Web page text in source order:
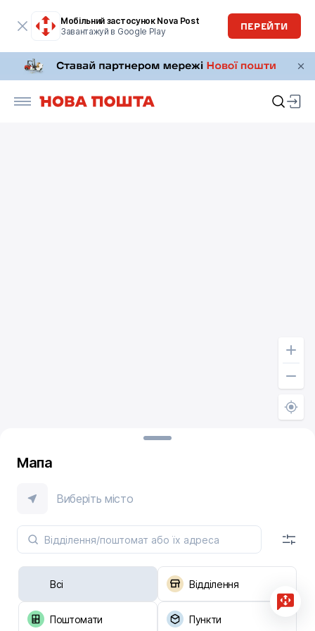
Мобільний застосунок Nova Post
Завантажуй в Google Play
ПЕРЕЙТИ
Мапа
Виберіть місто
Всі Відділення
Поштомати Пункти